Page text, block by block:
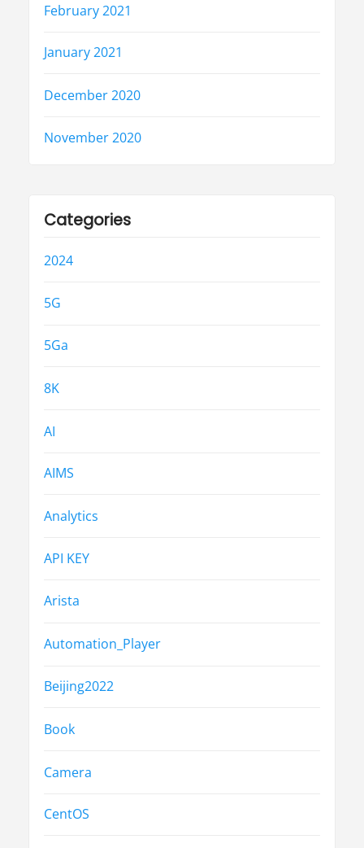
February 2021
January 2021
December 2020
November 2020
Categories
2024
5G
5Ga
8K
AI
AIMS
Analytics
API KEY
Arista
Automation_Player
Beijing2022
Book
Camera
CentOS